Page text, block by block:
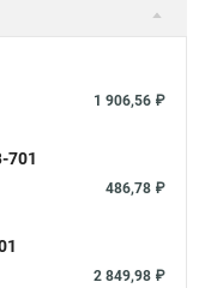
1 906,56 ₽
701
486,78 ₽
2 849,98 ₽